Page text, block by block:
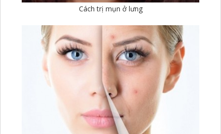
Cách trị mụn ở lưng